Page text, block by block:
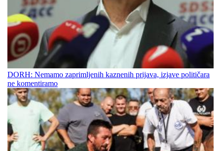
DORH: Nemamo zaprimljenih kaznenih prijava, izjave političara
ne komentiramo